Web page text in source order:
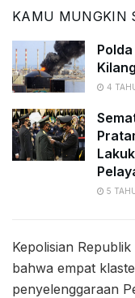
KAMU MUNGKIN
4
5
Kepolisian
bahwa empat
penyelenggaraan